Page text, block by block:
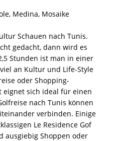
Medina, Mosaike
Schauen nach Tunis.
gedacht, dann wird es
Stunden ist man in einer
an Kultur und Life-Style
oder Shopping-
eignet sich ideal für einen
nach Tunis können
verbinden. Einige
Le Residence Gof
ausgiebig Shoppen oder